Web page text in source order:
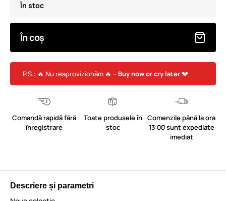
În stoc
În coș
P.S.: 🔥 Nu reaprovizionăm 🔥 – Buy now or cry later💔
Comandă rapidă fără
înregistrare
Toate produsele în
stoc
Comenzile până la ora
13:00 sunt expediate
imediat
Descriere și parametri